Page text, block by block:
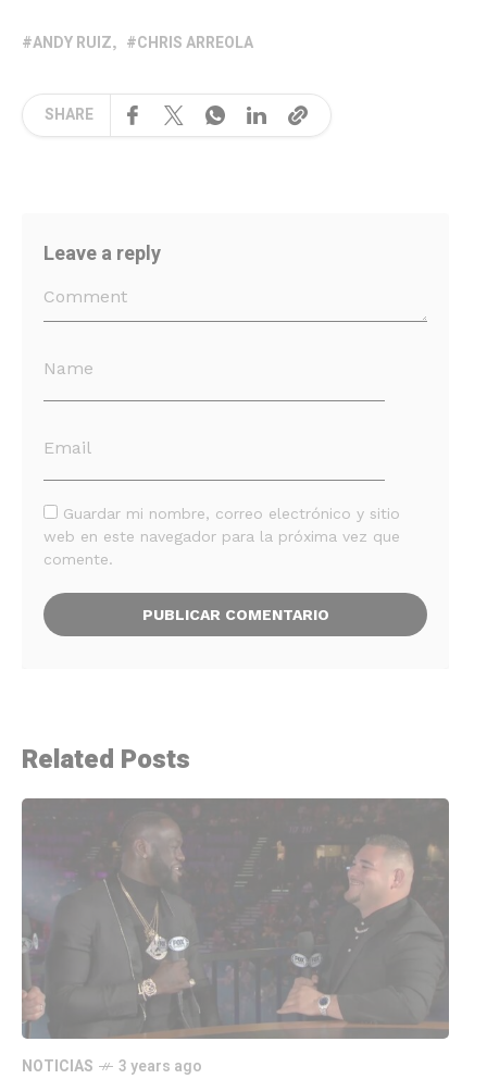
ANDY RUIZ CHRIS ARREOLA
SHARE
Leave a reply
Guardar mi nombre, correo electrónico y sitio
web en este navegador para la próxima vez que
comente.
Related Posts
NOTICIAS 3 years ago